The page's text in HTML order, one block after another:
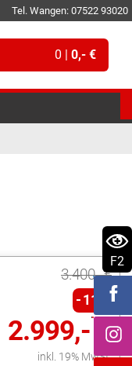
Tel. Wangen: 07522 93020
0 | 0,- €
3.400,- €
11%
2.999,- €
inkl. 19% MwSt.
F2